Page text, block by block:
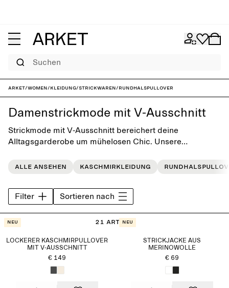
Suchen
ARKET/Women/Kleidung/Strickwaren/Rundhalspullover
Damenstrickmode mit V-Ausschnitt
Strickmode mit V-Ausschnitt bereichert deine
Alltagsgarderobe um mühelosen Chic. Unsere
Materialien wie Wolle, Merinowolle und Kaschmir
lockere Stücke in neutralen, zeitlosen Farben, die sich
durch Komfort, Langlebigkeit und klare Linien abheben.
Alle ansehen Kaschmirkleidung
Filter Sortieren nach
21 Artikel
Neu
LOCKERER KASCHMIRPULLOVER
MIT V-AUSSCHNITT
€ 149
Neu
STRICKJACKE AUS
MERINOWOLLE
€ 69